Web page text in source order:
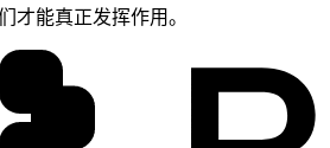
才能真正发挥作用。